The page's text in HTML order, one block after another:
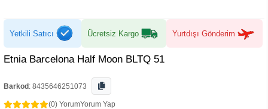
Yetkili Satıcı Ücretsiz Kargo Yurtdışı Gönderim
Etnia Barcelona Half Moon BLTQ 51
Barkod : 8435646251073
(0) YorumYorum Yap